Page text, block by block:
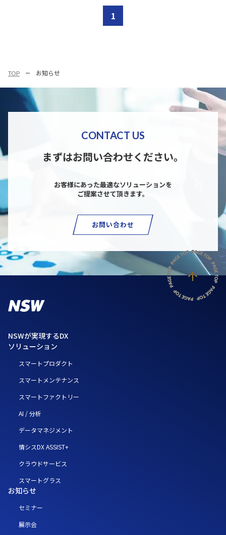
1
TOP お知らせ
CONTACT US
まずはお問い合わせください。
お客様にあった最適なソリューションを
ご提案させて頂きます。
お問い合わせ
NSWが実現するDX
ソリューション
スマートプロダクト
スマートメンテナンス
スマートファクトリー
AI / 分析
データマネジメント
情シスDX ASSIST+
クラウドサービス
スマートグラス
お知らせ
セミナー
展示会